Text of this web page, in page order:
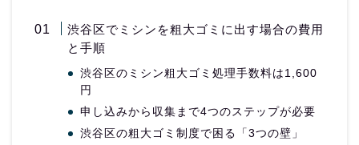
渋谷区でミシンを粗大ゴミに出す場合の費用
と手順
渋谷区のミシン粗大ゴミ処理手数料は1,600
円
申し込みから収集まで4つのステップが必要
渋谷区の粗大ゴミ制度で困る「3つの壁」